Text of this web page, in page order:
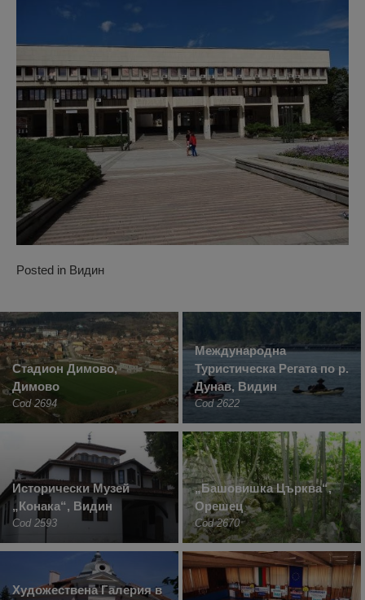
Posted in Видин
Стадион Димово,
Димово
Cod 2694
Международна
Туристическа Регата по р.
Дунав, Видин
Cod 2622
Исторически Музей
„Конака“, Видин
Cod 2593
„Башовишка Църква“,
Орешец
Cod 2670
Художествена Галерия в